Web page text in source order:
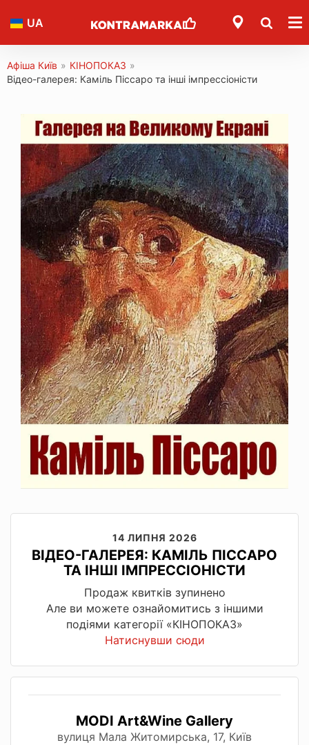
UA
Афіша Київ » КІНОПОКАЗ »
Відео-галерея: Каміль Піссаро та інші імпрессіоністи
14 ЛИПНЯ 2026
ВІДЕО-ГАЛЕРЕЯ: КАМІЛЬ ПІССАРО
ТА ІНШІ ІМПРЕССІОНІСТИ
Продаж квитків зупинено
Але ви можете ознайомитись з іншими
подіями категорії «КІНОПОКАЗ»
Натиснувши сюди
MODI Art&Wine Gallery
вулиця Мала Житомирська, 17, Київ